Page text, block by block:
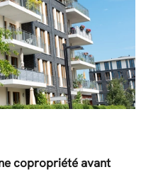
copropriété avant